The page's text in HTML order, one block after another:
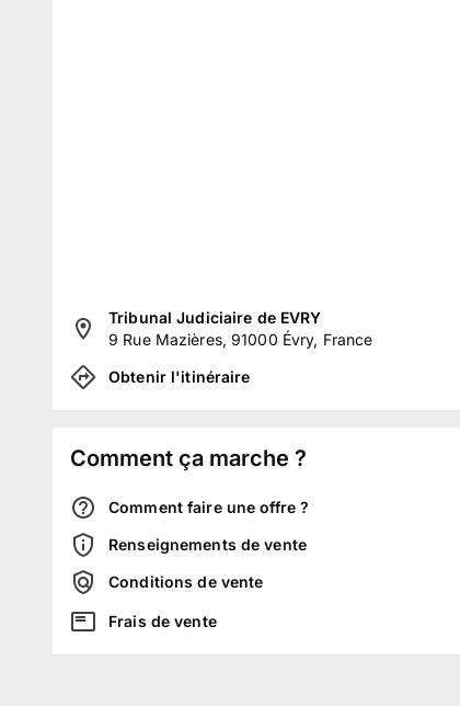
Tribunal Judiciaire de EVRY
9 Rue Mazières, 91000 Évry, France
Obtenir l'itinéraire
Comment ça marche ?
Comment faire une offre ?
Renseignements de vente
Conditions de vente
Frais de vente